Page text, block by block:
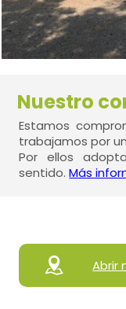
Nuestro
Estamos
trabajamos por
Por ellos
sentido.Más
Abrir